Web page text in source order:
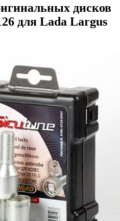
дисков
для Lada Largus